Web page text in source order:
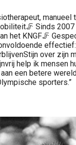
Sinds
het KNGF🦵
over
help ik
een betere
sporters.”